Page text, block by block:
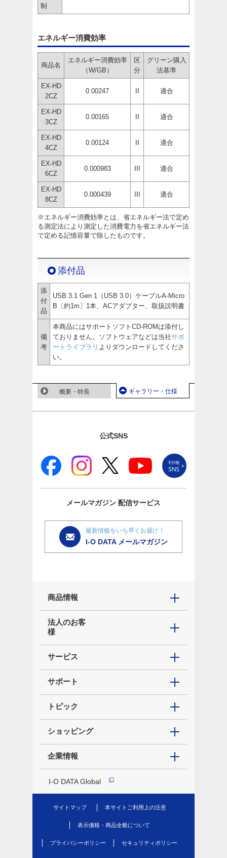
制
エネルギー消費効率
商品名
エネルギー消費効率
（W/GB）
区
分
グリーン購入
法基準
EX-HD
2CZ
0.00247 適合
EX-HD
3CZ
0.00165 適合
EX-HD
4CZ
0.00124 適合
EX-HD
6CZ
0.000983 適合
EX-HD
8CZ
0.000439 適合
※エネルギー消費効率とは、省エネルギー法で定め
る測定法により測定した消費電力を省エネルギー法
で定める記憶容量で除したものです。
添付品
添
付
品
USB 3.1 Gen 1（USB 3.0）ケーブルA-Micro
B〔約1m〕1本、ACアダプター、取扱説明書
備
考
本商品にはサポートソフトCD-ROMは添付し
ておりません。ソフトウェアなどは当社サポ
ートライブラリ よりダウンロードしてくださ
い。
概要・特長 ギャラリー・仕様
公式SNS
メールマガジン 配信サービス
最新情報をいち早くお届け！
I-O DATA メールマガジン
商品情報
法人のお客
様
サービス
サポート
トピック
ショッピング
企業情報
I-O DATA Global
サイトマップ 本サイトご利用上の注意
表示価格・商品全般について
プライバシーポリシー セキュリティポリシー